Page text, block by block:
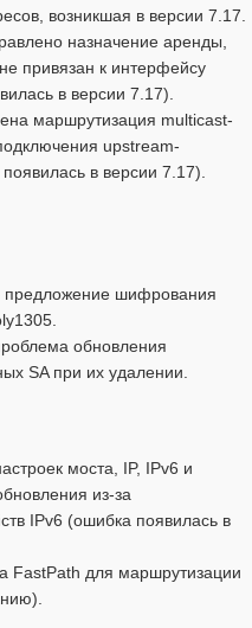
возникшая в версии 7.17.
назначение аренды,
привязан к интерфейсу
в версии 7.17).
маршрутизация multicast-
upstream-
в версии 7.17).
предложение шифрования
обновления
SA при их удалении.
моста, IP, IPv6 и
из-за
IPv6 (ошибка появилась в
FastPath для маршрутизации